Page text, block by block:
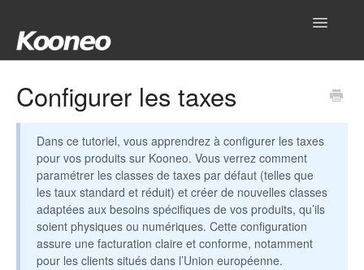
Toggle
Produits
Gestionnaire
Outils
Configurer les taxes
Dans ce tutoriel, vous apprendrez à configurer les taxes
pour vos produits sur Kooneo. Vous verrez comment
paramétrer les classes de taxes par défaut (telles que
les taux standard et réduit) et créer de nouvelles classes
adaptées aux besoins spécifiques de vos produits, qu’ils
soient physiques ou numériques. Cette configuration
assure une facturation claire et conforme, notamment
pour les clients situés dans l’Union européenne.